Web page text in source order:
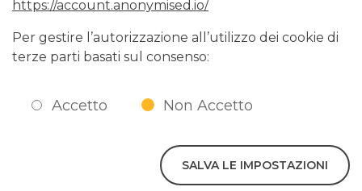
https://account.anonymised.io/
Per gestire l’autorizzazione all’utilizzo dei cookie di
terze parti basati sul consenso:
Accetto Non Accetto
SALVA LE IMPOSTAZIONI